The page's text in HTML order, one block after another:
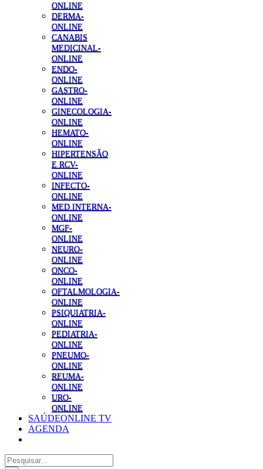
ONLINE
DERMA-
ONLINE
CANABIS
MEDICINAL-
ONLINE
ENDO-
ONLINE
GASTRO-
ONLINE
GINECOLOGIA-
ONLINE
HEMATO-
ONLINE
HIPERTENSÃO
E RCV-
ONLINE
INFECTO-
ONLINE
MED.INTERNA-
ONLINE
MGF-
ONLINE
NEURO-
ONLINE
ONCO-
ONLINE
OFTALMOLOGIA-
ONLINE
PSIQUIATRIA-
ONLINE
PEDIATRIA-
ONLINE
PNEUMO-
ONLINE
REUMA-
ONLINE
URO-
ONLINE
SAÚDEONLINE TV
AGENDA
Pesquisar